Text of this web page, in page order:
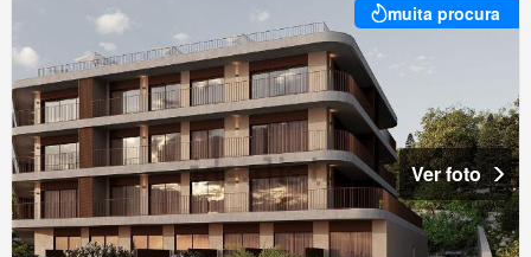
muita procura
Ver foto